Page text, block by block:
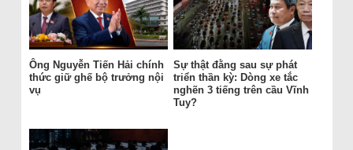
Ông Nguyễn Tiến Hải chính
thức giữ ghế bộ trưởng nội
vụ
Sự thật đằng sau sự phát
triển thần kỳ: Dòng xe tắc
nghẽn 3 tiếng trên cầu Vĩnh
Tuy?